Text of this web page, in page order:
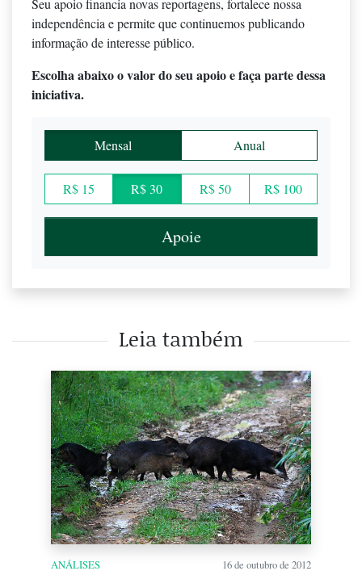
Seu apoio financia novas reportagens, fortalece nossa
independência e permite que continuemos publicando
informação de interesse público.
Escolha abaixo o valor do seu apoio e faça parte dessa
iniciativa.
Mensal Anual
R$ 15 R$ 30 R$ 50 R$ 100
Apoie
Leia também
ANÁLISES 16 de outubro de 2012